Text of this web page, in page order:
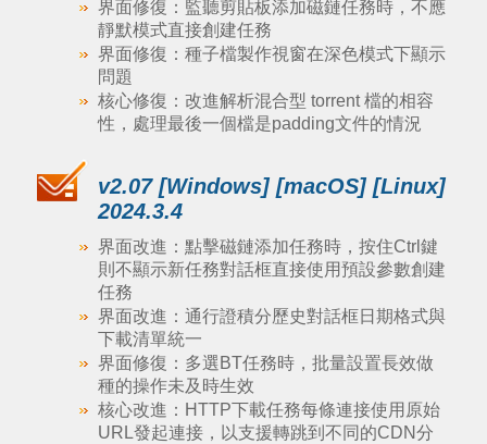
界面修復：監聽剪貼板添加磁鏈任務時，不應
靜默模式直接創建任務
界面修復：種子檔製作視窗在深色模式下顯示
問題
核心修復：改進解析混合型 torrent 檔的相容
性，處理最後一個檔是padding文件的情況
v2.07 [Windows] [macOS] [Linux]
2024.3.4
界面改進：點擊磁鏈添加任務時，按住Ctrl鍵
則不顯示新任務對話框直接使用預設參數創建
任務
界面改進：通行證積分歷史對話框日期格式與
下載清單統一
界面修復：多選BT任務時，批量設置長效做
種的操作未及時生效
核心改進：HTTP下載任務每條連接使用原始
URL發起連接，以支援轉跳到不同的CDN分